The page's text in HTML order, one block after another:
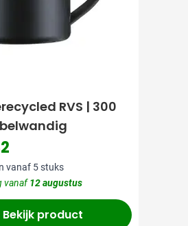
RVS | 300
vanaf 5 stuks
vanaf12 augustus
Bekijk product